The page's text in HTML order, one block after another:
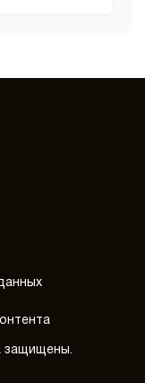
защищены.